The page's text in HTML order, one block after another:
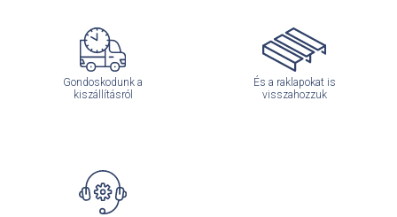
Gondoskodunk a
kiszállításról
És a raklapokat is
visszahozzuk